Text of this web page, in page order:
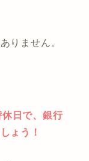
りません。
日で、銀行
ょう！